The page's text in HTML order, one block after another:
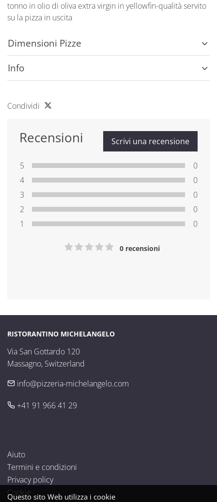
tonno in olio di oliva extra virgin in yellowfin-qualità servito
su la pizza in uscita
Dimensioni Pizze
Info
Condividi
Recensioni Scrivi una recensione
5
0
4
0
3
0
2
0
1
0
0 recensioni
RISTORANTINO MICHELANGELO
Via San Gottardo 120
Massagno, Switzerland
info@pizzeria-michelangelo.com
+41 91 966 41 29
Aiuto
Termini e condizioni
Privacy policy
Cookie
Questo sito Web utilizza i cookie